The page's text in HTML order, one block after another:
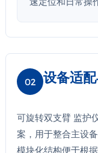
02 设备适
可旋转双支臂 监护
案，用于整合主设
模块化结构便于根